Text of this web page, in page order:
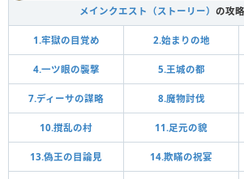
メインクエスト（ストーリー） の攻
1.牢獄の目覚め 2.始まりの地
4.一ツ眼の襲撃 5.王城の都
7.ディーサの謀略 8.魔物討伐
10.撹乱の村 11.足元の貌
13.偽王の目論見 14.欺瞞の祝宴